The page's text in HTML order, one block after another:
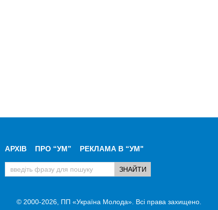
АРХІВ ПРО “УМ” РЕКЛАМА В “УМ"
© 2000-2026, ПП «Україна Молода». Всі права захищено.